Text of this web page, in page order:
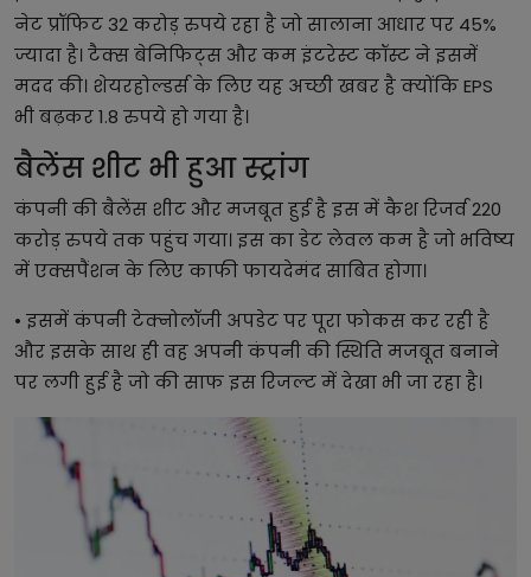
नेट प्रॉफिट 32 करोड़ रुपये रहा है जो सालाना आधार पर 45%
ज्यादा है। टैक्स बेनिफिट्स और कम इंटरेस्ट कॉस्ट ने इसमें
मदद की। शेयरहोल्डर्स के लिए यह अच्छी खबर है क्योंकि EPS
भी बढ़कर 1.8 रुपये हो गया है।
बैलेंस शीट भी हुआ स्ट्रांग
कंपनी की बैलेंस शीट और मजबूत हुई है इस में कैश रिजर्व 220
करोड़ रुपये तक पहुंच गया। इस का डेट लेवल कम है जो भविष्य
में एक्सपैंशन के लिए काफी फायदेमंद साबित होगा।
• इसमें कंपनी टेक्नोलॉजी अपडेट पर पूरा फोकस कर रही है
और इसके साथ ही वह अपनी कंपनी की स्थिति मजबूत बनाने
पर लगी हुई है जो की साफ इस रिजल्ट में देखा भी जा रहा है।